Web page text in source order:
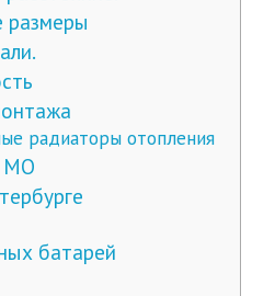
размеры
радиаторы отопления
МО
батарей